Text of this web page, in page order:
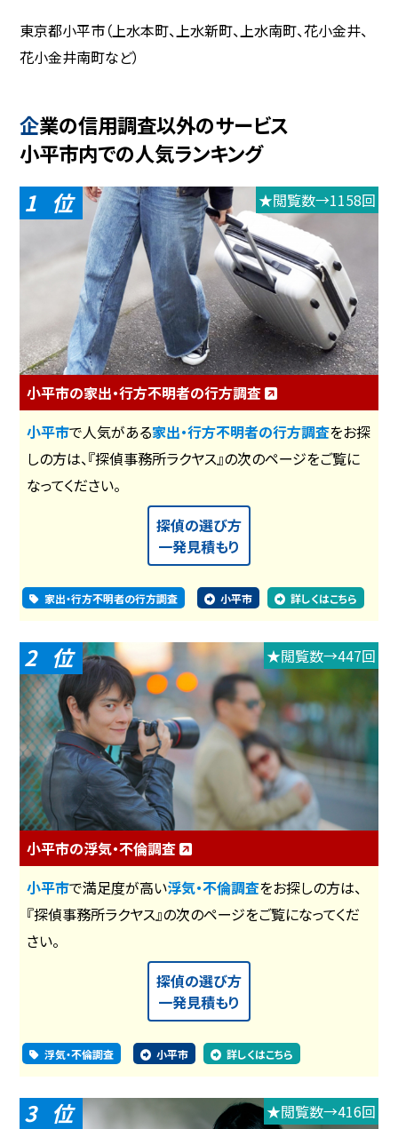
東京都小平市（上水本町、上水新町、上水南町、花小金井、
花小金井南町など）
企業の信用調査以外のサービス
小平市内での人気ランキング
1 ★閲覧数→1158回
小平市の家出・行方不明者の行方調査
小平市で人気がある家出・行方不明者の行方調査をお探
しの方は、『探偵事務所ラクヤス』の次のページをご覧に
なってください。
探偵の選び方
一発見積もり
家出・行方不明者の行方調査 小平市 詳しくはこちら
2 ★閲覧数→447回
小平市の浮気・不倫調査
小平市で満足度が高い浮気・不倫調査をお探しの方は、
『探偵事務所ラクヤス』の次のページをご覧になってくだ
さい。
探偵の選び方
一発見積もり
浮気・不倫調査 小平市 詳しくはこちら
3 ★閲覧数→416回